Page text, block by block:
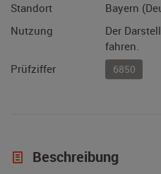
Standort
Bayern
Nutzung
Der
fahren.
Prüfziffer
6850
Beschreibung